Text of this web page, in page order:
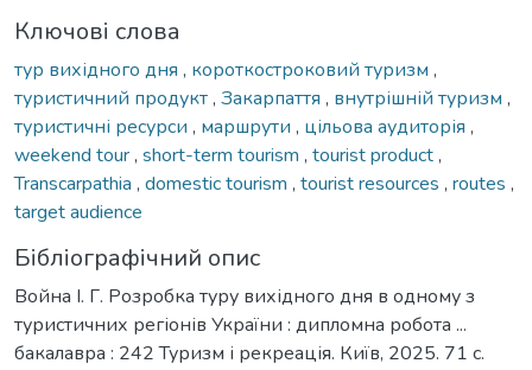
Ключові слова
тур вихідного дня , короткостроковий туризм ,
туристичний продукт, Закарпаття , внутрішній туризм ,
туристичні ресурси , маршрути , цільова аудиторія ,
weekend tour, short-term tourism , tourist product,
Transcarpathia , domestic tourism , tourist resources , routes ,
target audience
Бібліографічний опис
Война І. Г. Розробка туру вихідного дня в одному з
туристичних регіонів України : дипломна робота ...
бакалавра : 242 Туризм і рекреація. Київ, 2025. 71 с.